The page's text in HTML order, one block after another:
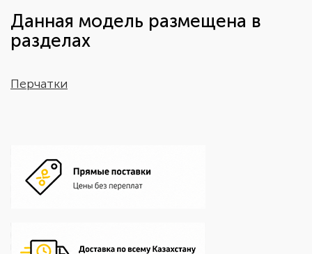
Данная модель размещена в
разделах
Перчатки